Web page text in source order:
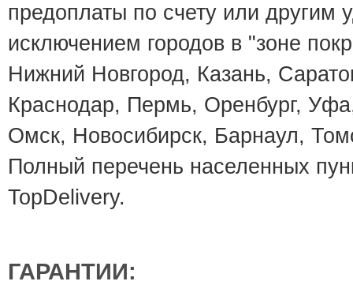
предоплаты по счету или
исключением городов в "зоне
Нижний Новгород, Казань,
Краснодар, Пермь, Оренбург,
Омск, Новосибирск, Барнаул,
Полный перечень населенных
TopDelivery.
ГАРАНТИИ: